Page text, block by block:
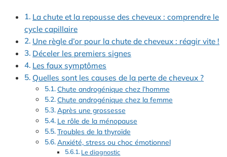
La chute et la repousse des cheveux : comprendre le
cycle capillaire
Une règle d’or pour la chute de cheveux : réagir vite !
Déceler les premiers signes
Les faux symptômes
Quelles sont les causes de la perte de cheveux ?
Chute androgénique chez l’homme
Chute androgénique chez la femme
Après une grossesse
Le rôle de la ménopause
Troubles de la thyroïde
Anxiété, stress ou choc émotionnel
Le diagnostic